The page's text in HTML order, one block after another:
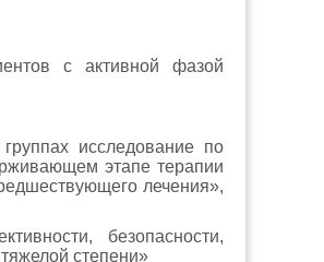
с активной фазой
исследование по
этапе терапии
лечения»,
безопасности,
степени»